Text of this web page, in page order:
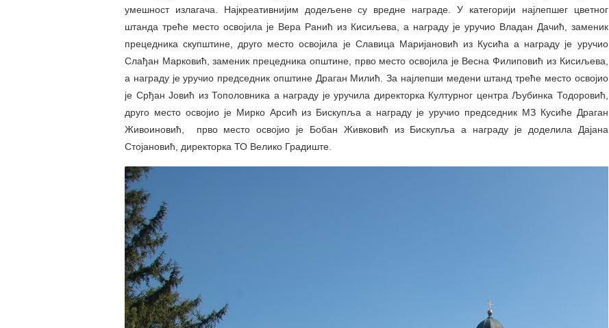
умешност излагача. Најкреативнијим додељене су вредне награде. У категорији најлепшег цветног
штанда треће место освојила је Вера Ранић из Кисиљева, а награду је уручио Владан Дачић, заменик
прецедника скупштине, друго место освојила је Славица Маријановић из Кусића а награду је уручио
Слађан Марковић, заменик прецедника општине, прво место освојила је Весна Филиповић из Кисиљева,
а награду је уручио председник општине Драган Милић. За најлепши медени штанд треће место освојио
је Срђан Јовић из Тополовника а награду је уручила директорка Културног центра Љубинка Тодоровић,
друго место освојио је Мирко Арсић из Бискупља а награду је уручио председник МЗ Кусиће Драган
Живоиновић, прво место освојио је Бобан Живковић из Бискупља а награду је доделила Дајана
Стојановић, директорка ТО Велико Градиште.